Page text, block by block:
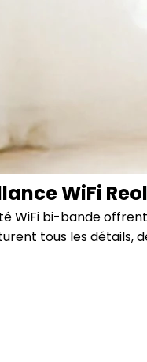
WiFi
WiFi bi-bande
tous les détails,